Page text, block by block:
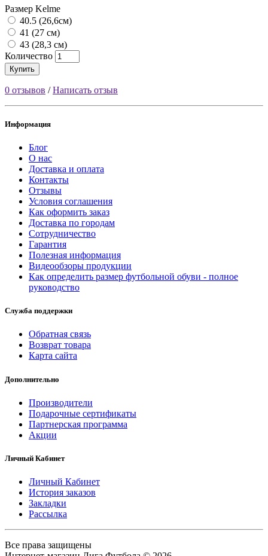
Размер Kelme
40.5 (26,6см)
41 (27 см)
43 (28,3 см)
Количество
Купить
0 отзывов /Написать отзыв
Информация
Блог
О нас
Доставка и оплата
Контакты
Отзывы
Условия соглашения
Как оформить заказ
Доставка по городам
Сотрудничество
Гарантия
Полезная информация
Видеообзоры продукции
Как определить размер футбольной обуви - полное
руководство
Служба поддержки
Обратная связь
Возврат товара
Карта сайта
Дополнительно
Производители
Подарочные сертификаты
Партнерская программа
Акции
Личный Кабинет
Личный Кабинет
История заказов
Закладки
Рассылка
Все права защищены